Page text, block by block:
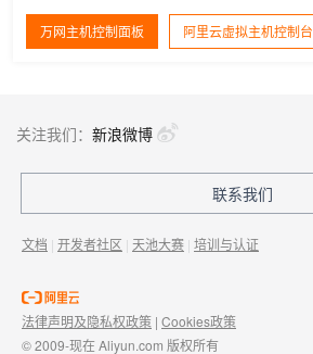
万网主机控制面板 阿里云虚拟主机控制台